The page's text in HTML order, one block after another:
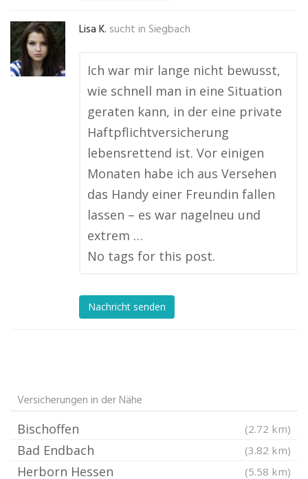
Lisa K. sucht in Siegbach
Ich war mir lange nicht bewusst,
wie schnell man in eine Situation
geraten kann, in der eine private
Haftpflichtversicherung
lebensrettend ist. Vor einigen
Monaten habe ich aus Versehen
das Handy einer Freundin fallen
lassen – es war nagelneu und
extrem …
No tags for this post.
Nachricht senden
Versicherungen in der Nähe
Bischoffen (2.72 km)
Bad Endbach (3.82 km)
Herborn Hessen (5.58 km)